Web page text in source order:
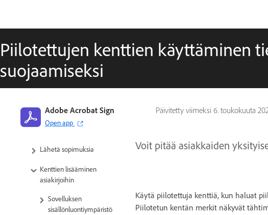
Piilotettujen kenttien käyttäminen
suojaamiseksi
Päivitetty viimeksi 6. toukokuuta
Adobe Acrobat Sign
Open app
Käyttäjäprofiili ja määritettävät
hallinta
Vastaanottajavaihtoehdot
Lähetä sopimuksia
Kenttien lisääminen
asiakirjoihin
Sovelluksen
sisällönluontiympäristö
Voit pitää asiakkaiden
Käytä piilotettuja kenttiä, kun haluat
Piilotetun kentän merkit näkyvät